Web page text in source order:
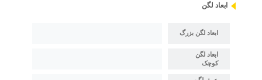
ابعاد لگن
ابعاد لگن بزرگ
ابعاد لگن
کوچک